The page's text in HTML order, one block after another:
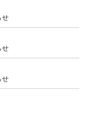
せ
せ
せ